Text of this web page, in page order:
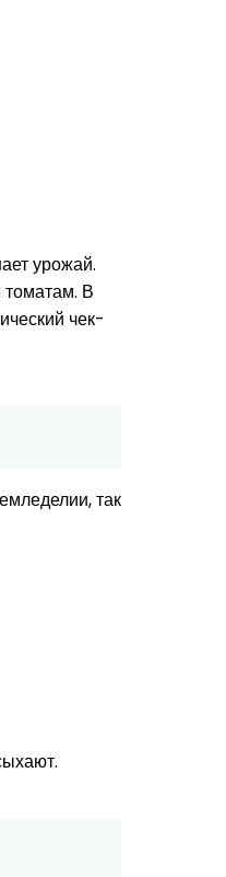
урожай.
томатам. В
чек-
так